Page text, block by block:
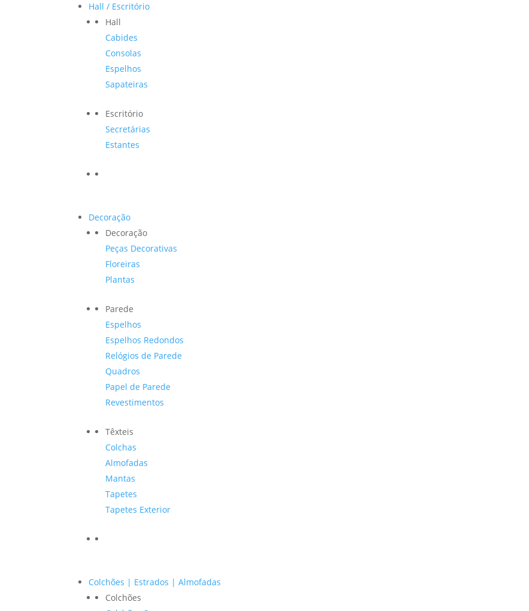
Hall / Escritório
Hall
Cabides
Consolas
Espelhos
Sapateiras
Escritório
Secretárias
Estantes
Decoração
Decoração
Peças Decorativas
Floreiras
Plantas
Parede
Espelhos
Espelhos Redondos
Relógios de Parede
Quadros
Papel de Parede
Revestimentos
Têxteis
Colchas
Almofadas
Mantas
Tapetes
Tapetes Exterior
Colchões | Estrados | Almofadas
Colchões